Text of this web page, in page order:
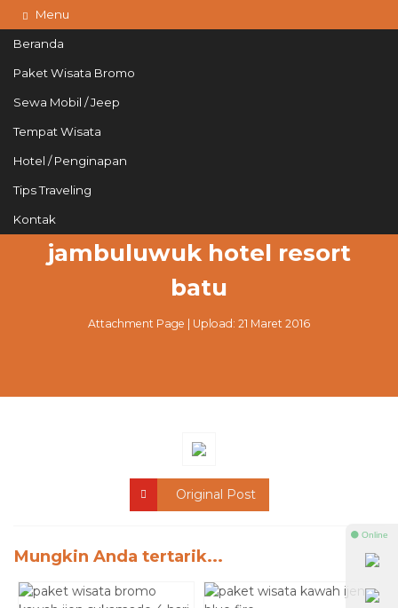
Menu
Beranda
Paket Wisata Bromo
Sewa Mobil / Jeep
Tempat Wisata
Hotel / Penginapan
Tips Traveling
Kontak
jambuluwuk hotel resort
batu
Attachment Page | Upload: 21 Maret 2016
Original Post
Mungkin Anda tertarik...
⚫ Online